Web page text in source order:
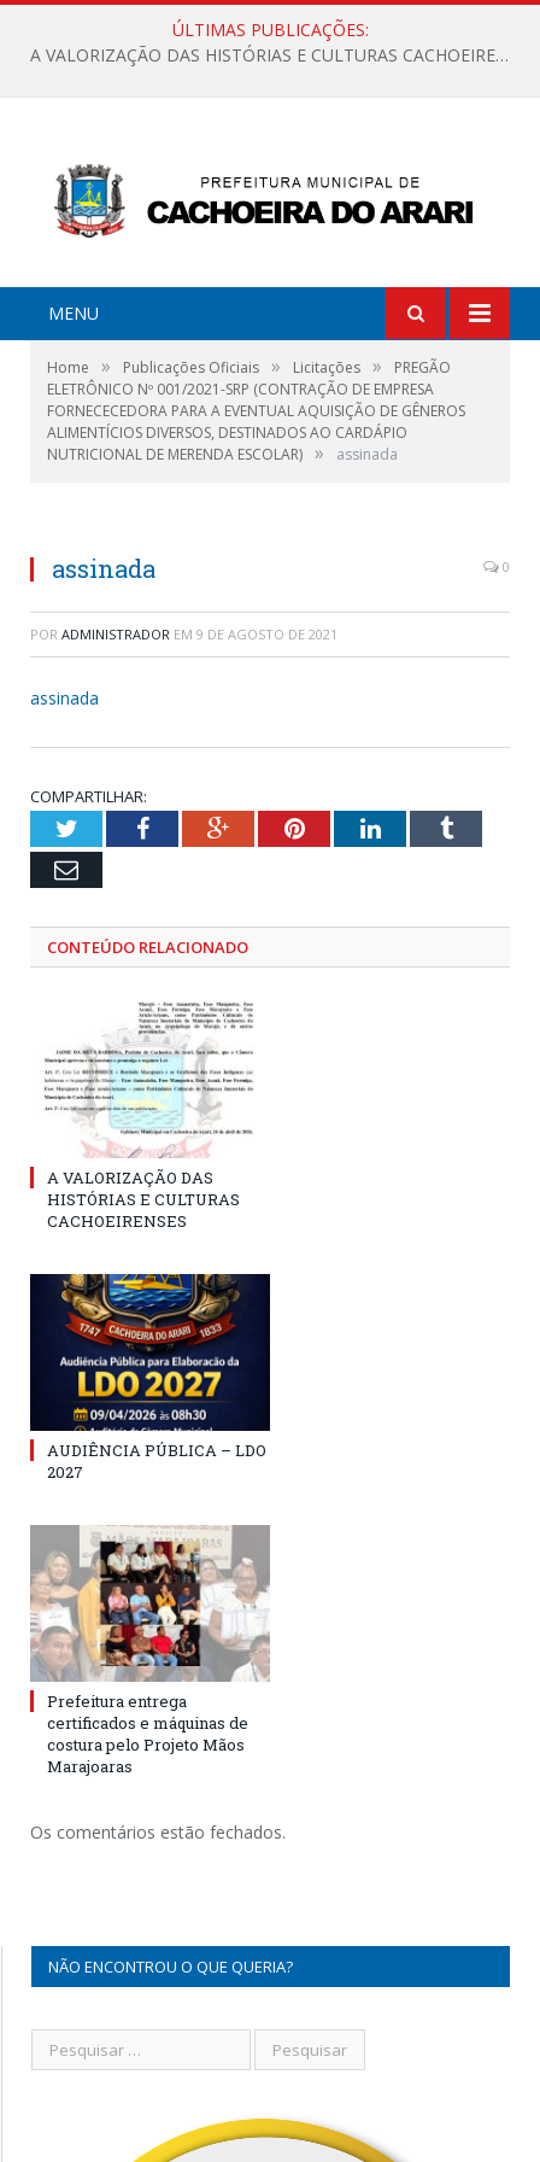
ÚLTIMAS PUBLICAÇÕES:
A VALORIZAÇÃO DAS HISTÓRIAS E CULTURAS CACHOEIRENSES
MENU
Home » Publicações Oficiais » Licitações »
PREGÃO
ELETRÔNICO Nº 001/2021-SRP (CONTRAÇÃO DE EMPRESA
FORNECECEDORA PARA A EVENTUAL AQUISIÇÃO DE GÊNEROS
ALIMENTÍCIOS DIVERSOS, DESTINADOS AO CARDÁPIO
NUTRICIONAL DE MERENDA ESCOLAR) » assinada
assinada 0
POR ADMINISTRADOR EM 9 DE AGOSTO DE 2021
assinada
COMPARTILHAR:
TwitterFacebookGoogle+PinterestLinkedInTumblr
Email
CONTEÚDO RELACIONADO
A VALORIZAÇÃO DAS
HISTÓRIAS E CULTURAS
CACHOEIRENSES
AUDIÊNCIA PÚBLICA – LDO
2027
Prefeitura entrega
certificados e máquinas de
costura pelo Projeto Mãos
Marajoaras
Os comentários estão fechados.
NÃO ENCONTROU O QUE QUERIA?